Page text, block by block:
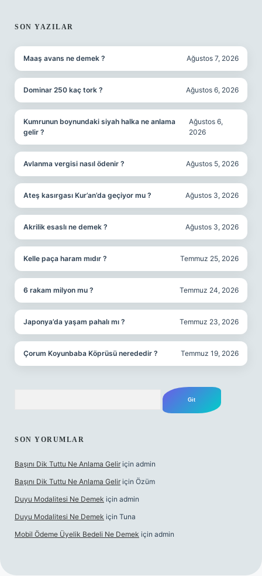
SON YAZILAR
Maaş avans ne demek ? Ağustos 7, 2026
Dominar 250 kaç tork ? Ağustos 6, 2026
Kumrunun boynundaki siyah halka ne anlama
gelir ?
Ağustos 6,
2026
Avlanma vergisi nasıl ödenir ? Ağustos 5, 2026
Ateş kasırgası Kur’an’da geçiyor mu ? Ağustos 3, 2026
Akrilik esaslı ne demek ? Ağustos 3, 2026
Kelle paça haram mıdır ? Temmuz 25, 2026
6 rakam milyon mu ? Temmuz 24, 2026
Japonya’da yaşam pahalı mı ? Temmuz 23, 2026
Çorum Koyunbaba Köprüsü nerededir ? Temmuz 19, 2026
SON YORUMLAR
Başını Dik Tuttu Ne Anlama Gelir için admin
Başını Dik Tuttu Ne Anlama Gelir için Özüm
Duyu Modalitesi Ne Demek için admin
Duyu Modalitesi Ne Demek için Tuna
Mobil Ödeme Üyelik Bedeli Ne Demek için admin